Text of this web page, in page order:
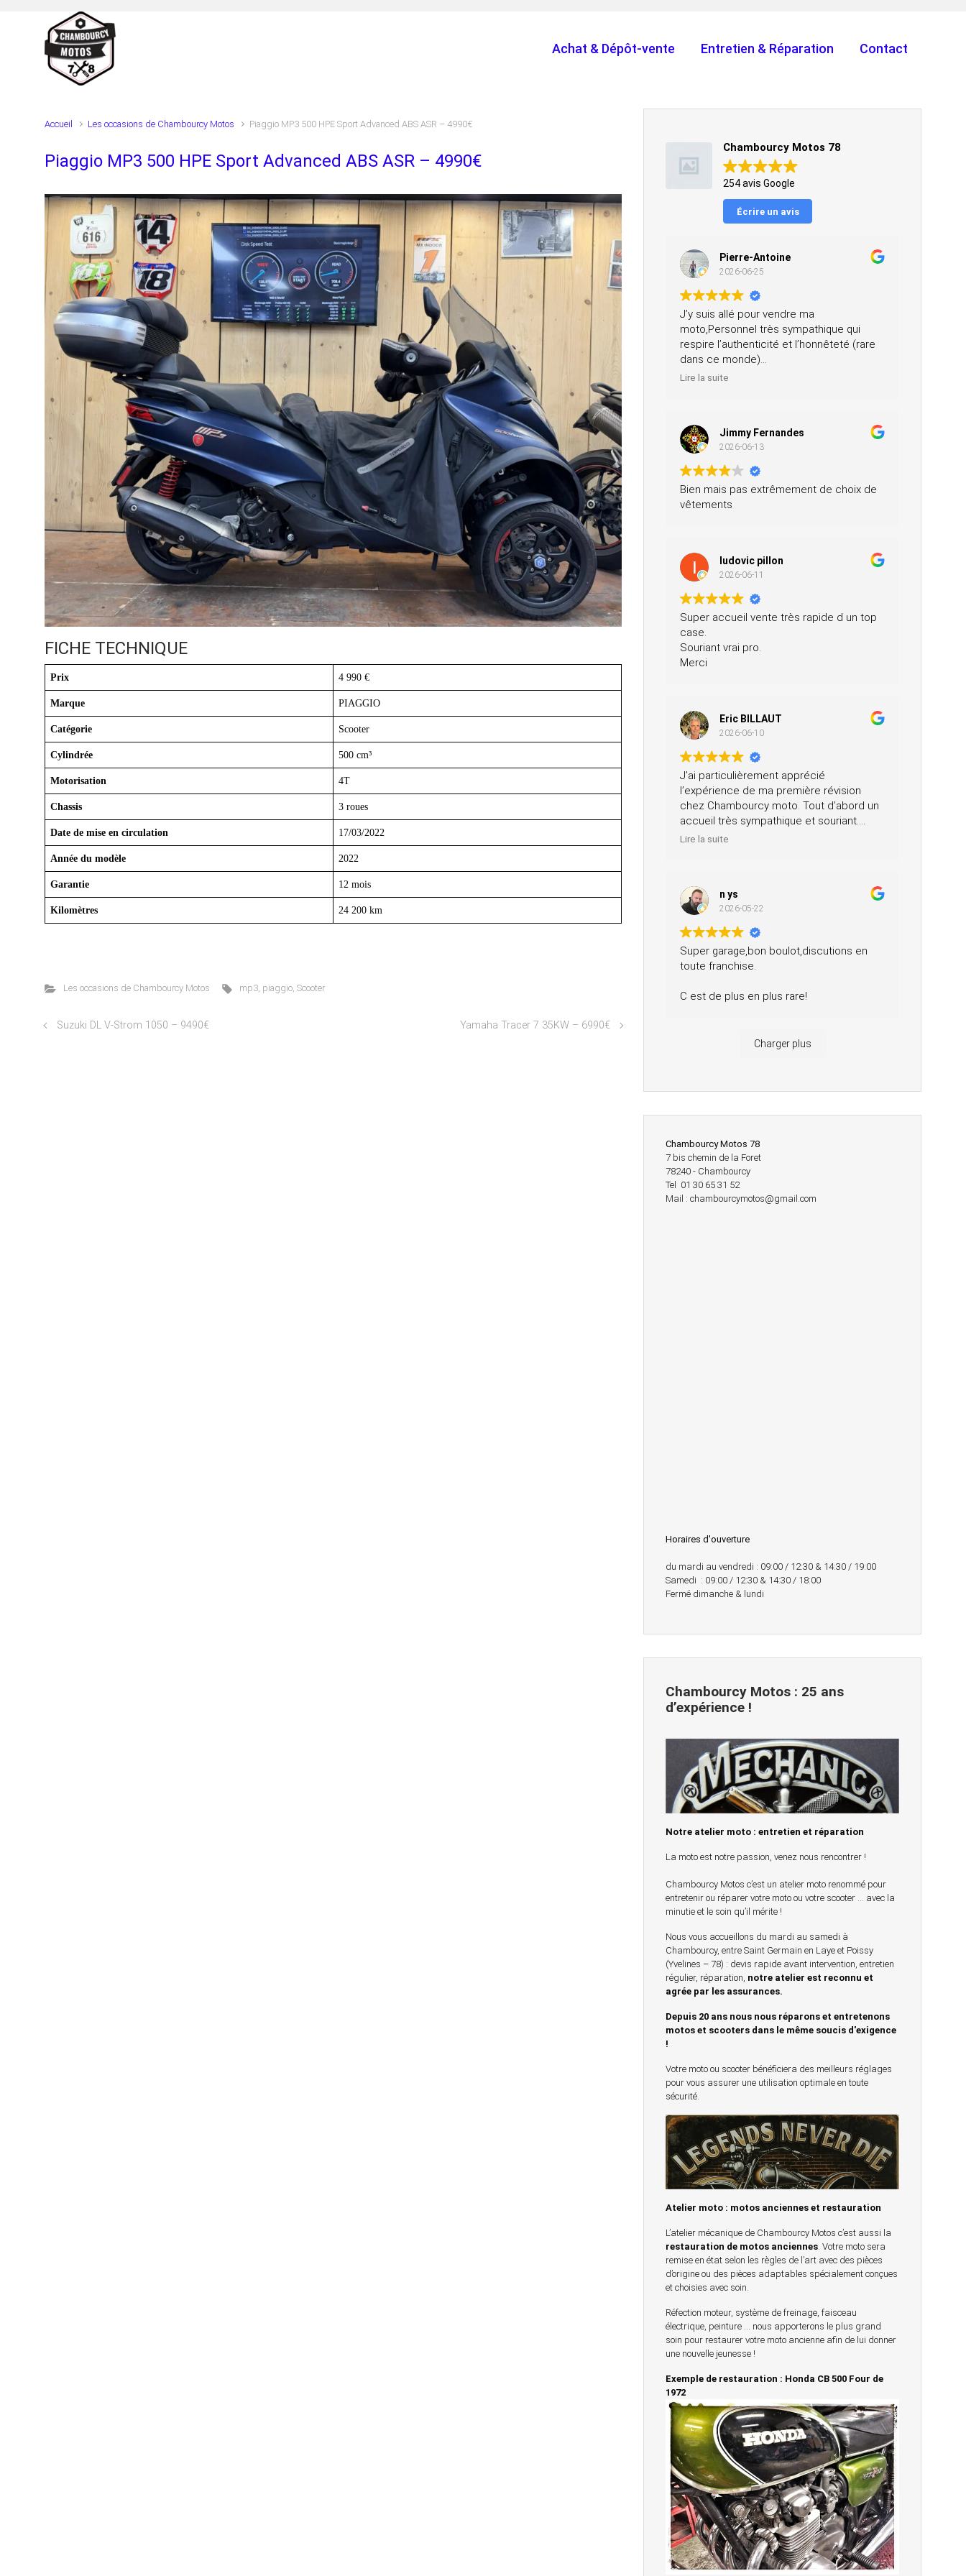
Skip to main content
Achat & Dépôt-vente Entretien & Réparation Contact
Accueil Les occasions de Chambourcy Motos Piaggio MP3 500 HPE Sport Advanced ABS ASR – 4990€
Piaggio MP3 500 HPE Sport Advanced ABS ASR – 4990€
FICHE TECHNIQUE
Prix 4 990 €
Marque PIAGGIO
Catégorie Scooter
Cylindrée 500 cm³
Motorisation 4T
Chassis 3 roues
Date de mise en circulation 17/03/2022
Année du modèle 2022
Garantie 12 mois
Kilomètres 24 200 km
Les occasions de Chambourcy Motos mp3, piaggio,Scooter
Suzuki DL V-Strom 1050 – 9490€ Yamaha Tracer 7 35KW – 6990€
Chambourcy Motos 78
254 avis Google
Écrire un avis
Pierre-Antoine
2026-06-25
J’y suis allé pour vendre ma
moto,Personnel très sympathique qui
respire l’authenticité et l’honnêteté (rare
dans ce monde)
Merci pour votre professionnalisme, je
Lire la suite
Jimmy Fernandes
2026-06-13
Bien mais pas extrêmement de choix de
vêtements
ludovic pillon
2026-06-11
Super accueil vente très rapide d un top
case.
Souriant vrai pro.
Merci
Eric BILLAUT
2026-06-10
J’ai particulièrement apprécié
l’expérience de ma première révision
chez Chambourcy moto. Tout d’abord un
accueil très sympathique et souriant.
Ensuite, ils m’ont prêté une moto pendant
%.
Lire la suite
n ys
2026-05-22
Super garage,bon boulot,discutions en
toute franchise.
C est de plus en plus rare!
Charger plus
Chambourcy Motos 78
7 bis chemin de la Foret
78240 - Chambourcy
Tel 01 30 65 31 52
Mail : chambourcymotos@gmail.com
Horaires d'ouverture
du mardi au vendredi : 09:00 / 12:30 & 14:30 / 19:00
Samedi : 09:00 / 12:30 & 14:30 / 18:00
Fermé dimanche & lundi
Chambourcy Motos : 25 ans
d’expérience !
Notre atelier moto : entretien et réparation
La moto est notre passion, venez nous rencontrer !
Chambourcy Motos c’est un atelier moto renommé pour
entretenir ou réparer votre moto ou votre scooter … avec la
minutie et le soin qu’il mérite !
Nous vous accueillons du mardi au samedi à
Chambourcy, entre Saint Germain en Laye et Poissy
(Yvelines – 78) : devis rapide avant intervention, entretien
régulier, réparation, notre atelier est reconnu et
agrée par les assurances.
Depuis 20 ans nous nous réparons et entretenons
motos et scooters dans le même soucis d'exigence
!
Votre moto ou scooter bénéficiera des meilleurs réglages
pour vous assurer une utilisation optimale en toute
sécurité.
Atelier moto : motos anciennes et restauration
L’atelier mécanique de Chambourcy Motos c’est aussi la
restauration de motos anciennes. Votre moto sera
remise en état selon les règles de l’art avec des pièces
d’origine ou des pièces adaptables spécialement conçues
et choisies avec soin.
Réfection moteur, système de freinage, faisceau
électrique, peinture … nous apporterons le plus grand
soin pour restaurer votre moto ancienne afin de lui donner
une nouvelle jeunesse !
Exemple de restauration : Honda CB 500 Four de
1972